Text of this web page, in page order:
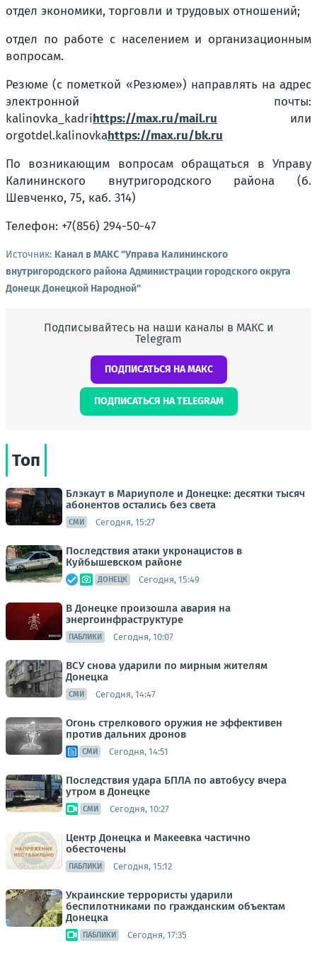
отдел экономики, торговли и трудовых отношений;
отдел по работе с населением и организационным
вопросам.
Резюме (с пометкой «Резюме») направлять на адрес
электронной почты:
kalinovka_kadrihttps://max.ru/mail.ru или
orgotdel.kalinovkahttps://max.ru/bk.ru
По возникающим вопросам обращаться в Управу
Калининского внутригородского района (б.
Шевченко, 75, каб. 314)
Телефон: +7(856) 294-50-47
Источник: Канал в МАКС "Управа Калининского
внутригородского района Администрации городского округа
Донецк Донецкой Народной"
Подписывайтесь на наши каналы в МАКС и
Telegram
ПОДПИСАТЬСЯ НА МАКС
ПОДПИСАТЬСЯ НА TELEGRAM
Топ
Блэкаут в Мариуполе и Донецке: десятки тысяч
абонентов остались без света
СМИ Сегодня, 15:27
Последствия атаки укронацистов в
Куйбышевском районе
ДОНЕЦК Сегодня, 15:49
В Донецке произошла авария на
энергоинфраструктуре
ПАБЛИКИ Сегодня, 10:07
ВСУ снова ударили по мирным жителям
Донецка
СМИ Сегодня, 14:47
Огонь стрелкового оружия не эффективен
против дальних дронов
СМИ Сегодня, 14:51
Последствия удара БПЛА по автобусу вчера
утром в Донецке
СМИ Сегодня, 10:27
Центр Донецка и Макеевка частично
обесточены
ПАБЛИКИ Сегодня, 15:12
Украинские террористы ударили
беспилотниками по гражданским объектам
Донецка
ПАБЛИКИ Сегодня, 17:35